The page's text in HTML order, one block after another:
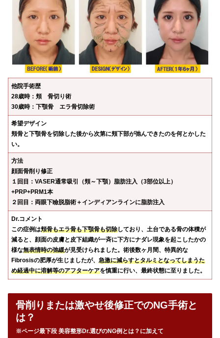
他院手術歴
28歳時：頬 骨切り術
30歳時：下顎骨 エラ骨切除術
希望デザイン
頬骨と下顎骨を切除した後から次第に頬下部が弛んできたのを何とかした
い。
方法
顔面骨削り修正
１回目：VASER通常吸引（頬～下顎）脂肪注入（3部位以上）
+PRP+PRM1本
２回目：両眼下瞼脱脂術＋インディアンラインに脂肪注入
Dr.コメント
この症例は頬骨もエラ骨も下顎骨も切除しており、土台である骨の体積が
減ると、顔面の皮膚と皮下組織が一斉に下方にナダレ現象を起こしたかの
様な無表情時の弛緩が見受けられました。術後数ヶ月間、特異的な
Fibrosisの肥厚が生じましたが、 急激に減らすとタルミとなってしまうた
め経過中に溶解等のアフターケアを慎重に行い、最終状態に至りました。
骨削りまたは激やせ後修正でのNG手術と
は？
※ページ最下段 美容整形Dr.選びのNG例とは？に加えて